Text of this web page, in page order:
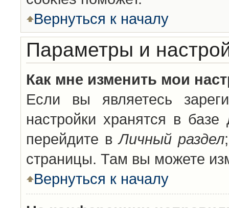
Вернуться к началу
Параметры и
Как мне изменить мои
Если вы являетесь
настройки хранятся в
перейдите вЛичный раздел
страницы. Там вы можете
Вернуться к началу